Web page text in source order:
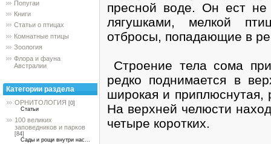
Попугаи
Книги
Статьи о птицах
Комнатные птицы
Зоология
Флора и фауна
Австралии
Категории раздела
ОРНИТОЛОГИЯ [0]
Статьи
100 великих
заповедников и парков
[84]
Сады и рощи внутри нас...
пресной воде. Он ест не
лягушками, мелкой
отбросы, попадающие в
Строение тела сома
редко поднимается в
широкая и
На верхней челюсти
четыре коротких.